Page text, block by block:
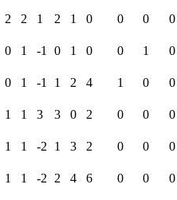
2 2 1 2 1 0 0 0 0
0 1 -1 0 1 0 0 1
0
0 1 -1 1 2 4 1 0
0
1 1 3 3 0 2 0 0
0
1 1 -2 1 3 2 0 0
0
1 1 -2 2 4 6 0 0
0